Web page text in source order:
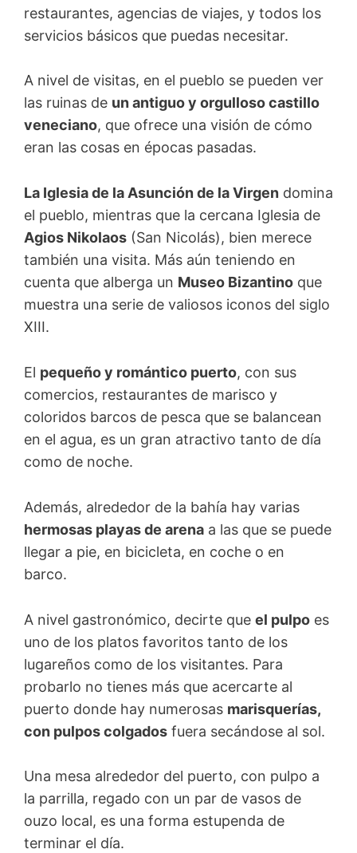
restaurantes, agencias de viajes, y todos los
servicios básicos que puedas necesitar.
A nivel de visitas, en el pueblo se pueden ver
las ruinas de un antiguo y orgulloso castillo
veneciano, que ofrece una visión de cómo
eran las cosas en épocas pasadas.
La Iglesia de la Asunción de la Virgen domina
el pueblo, mientras que la cercana Iglesia de
Agios Nikolaos (San Nicolás), bien merece
también una visita. Más aún teniendo en
cuenta que alberga un Museo Bizantino que
muestra una serie de valiosos iconos del siglo
XIII.
El pequeño y romántico puerto, con sus
comercios, restaurantes de marisco y
coloridos barcos de pesca que se balancean
en el agua, es un gran atractivo tanto de día
como de noche.
Además, alrededor de la bahía hay varias
hermosas playas de arena a las que se puede
llegar a pie, en bicicleta, en coche o en
barco.
A nivel gastronómico, decirte que el pulpo es
uno de los platos favoritos tanto de los
lugareños como de los visitantes. Para
probarlo no tienes más que acercarte al
puerto donde hay numerosas marisquerías,
con pulpos colgados fuera secándose al sol.
Una mesa alrededor del puerto, con pulpo a
la parrilla, regado con un par de vasos de
ouzo local, es una forma estupenda de
terminar el día.